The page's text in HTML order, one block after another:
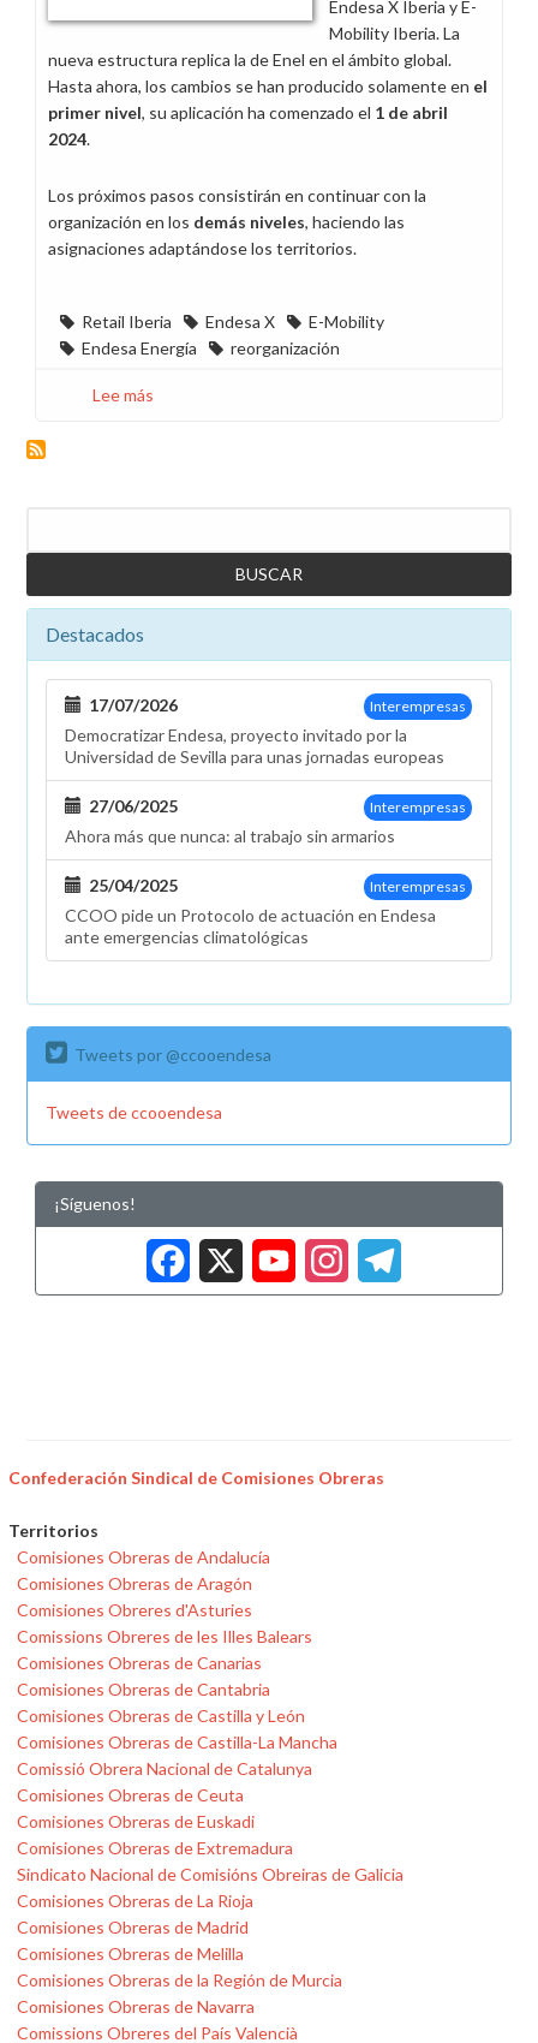
Endesa X Iberia y E-
Mobility Iberia. La
nueva estructura replica la de Enel en el ámbito global.
Hasta ahora, los cambios se han producido solamente en el
primer nivel, su aplicación ha comenzado el 1 de abril
2024.
Los próximos pasos consistirán en continuar con la
organización en los demás niveles, haciendo las
asignaciones adaptándose los territorios.
Retail Iberia Endesa X
E-Mobility
Endesa Energía
reorganización
Lee más
fusión
Market,
X
y
E-
Mobility
Destacados
Interempresas
17/07/2026
Democratizar Endesa, proyecto invitado por la
Universidad de Sevilla para unas jornadas europeas
Interempresas
27/06/2025
Ahora más que nunca: al trabajo sin armarios
Interempresas
25/04/2025
CCOO pide un Protocolo de actuación en Endesa
ante emergencias climatológicas
Tweets por @ccooendesa
Tweets de ccooendesa
¡Síguenos!
Facebook
X
Confederación Sindical de Comisiones Obreras
Territorios
Comisiones Obreras de Andalucía
Comisiones Obreras de Aragón
Comisiones Obreres d'Asturies
Comissions Obreres de les Illes Balears
Comisiones Obreras de Canarias
Comisiones Obreras de Cantabria
Comisiones Obreras de Castilla y León
Comisiones Obreras de Castilla-La Mancha
Comissió Obrera Nacional de Catalunya
Comisiones Obreras de Ceuta
Comisiones Obreras de Euskadi
Comisiones Obreras de Extremadura
Sindicato Nacional de Comisións Obreiras de Galicia
Comisiones Obreras de La Rioja
Comisiones Obreras de Madrid
Comisiones Obreras de Melilla
Comisiones Obreras de la Región de Murcia
Comisiones Obreras de Navarra
Comissions Obreres del País Valencià